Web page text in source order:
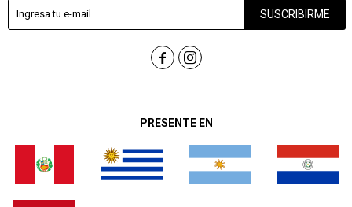
PRESENTE EN
SUSCRIBIRME
 